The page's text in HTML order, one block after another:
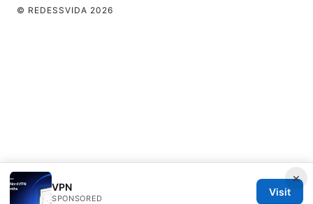
×
VPN
SPONSORED
Visit
© REDESSVIDA 2026